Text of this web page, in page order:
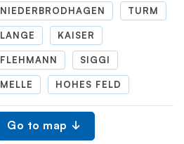
NIEDERBRODHAGEN TURM
LANGE KAISER
FLEHMANN SIGGI
MELLE HOHES FELD
Go to map